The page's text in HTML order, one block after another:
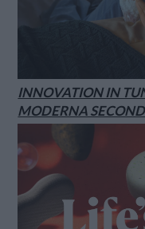
INNOVATION IN
MODERNA